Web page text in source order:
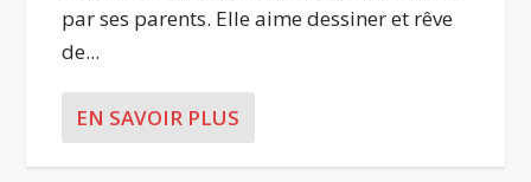
par ses parents. Elle aime dessiner et rêve
de...
EN SAVOIR PLUS